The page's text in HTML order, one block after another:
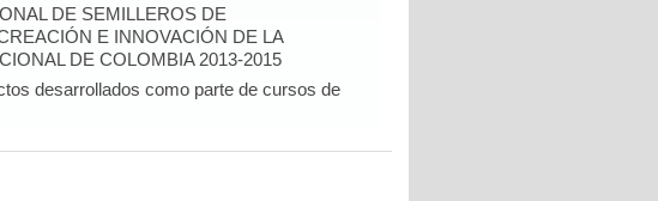
DE SEMILLEROS DE
E INNOVACIÓN DE LA
DE COLOMBIA 2013-2015
desarrollados como parte de cursos de